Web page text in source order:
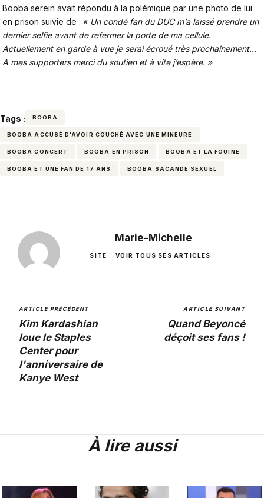
Booba serein avait répondu à la polémique par une photo de lui
en prison suivie de : « Un condé fan du DUC m’a laissé prendre un
dernier selfie avant de refermer la porte de ma cellule.
Actuellement en garde à vue je serai écroué très prochainement…
A mes supporters merci du soutien et à vite j’espère. »
Tags : BOOBA
BOOBA ACCUSÉ D'AVOIR COUCHÉ AVEC UNE MINEURE
BOOBA CONCERT BOOBA EN PRISON BOOBA ET LA FOUINE
BOOBA ET UNE FAN DE 17 ANS BOOBA SACANDE SEXUEL
Marie-Michelle
SITE VOIR TOUS SES ARTICLES
ARTICLE PRÉCÉDENT
Kim Kardashian
loue le Staples
Center pour
l'anniversaire de
Kanye West
ARTICLE SUIVANT
Quand Beyoncé
déçoit ses fans !
À lire aussi